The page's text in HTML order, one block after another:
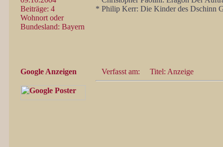
Beiträge: 4
Wohnort oder
Bundesland: Bayern
* Philip Kerr: Die Kinder des Dschinn
Google Anzeigen Verfasst am: Titel: Anzeige